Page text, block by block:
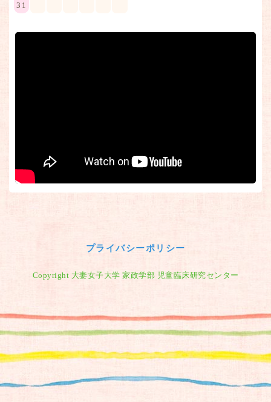
31
プライバシーポリシー
Copyright 大妻女子大学 家政学部 児童臨床研究センター